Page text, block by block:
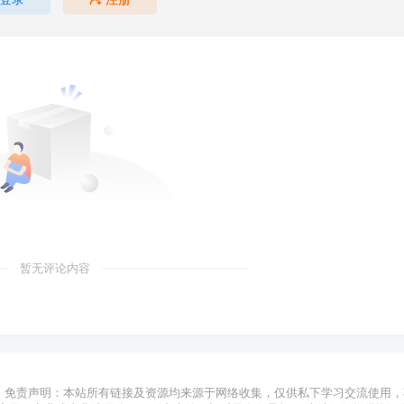
暂无评论内容
免责声明：本站所有链接及资源均来源于网络收集，仅供私下学习交流使用